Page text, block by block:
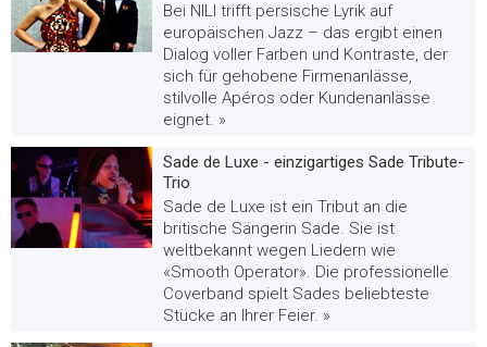
Bei NILI trifft persische Lyrik auf
europäischen Jazz – das ergibt einen
Dialog voller Farben und Kontraste, der
sich für gehobene Firmenanlässe,
stilvolle Apéros oder Kundenanlässe
eignet. »
Sade de Luxe - einzigartiges Sade Tribute-
Trio
Sade de Luxe ist ein Tribut an die
britische Sängerin Sade. Sie ist
weltbekannt wegen Liedern wie
«Smooth Operator». Die professionelle
Coverband spielt Sades beliebteste
Stücke an Ihrer Feier. »